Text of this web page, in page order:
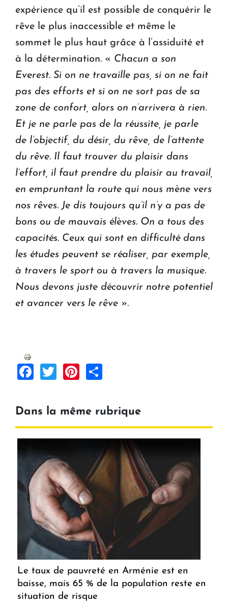
expérience qu’il est possible de conquérir le
rêve le plus inaccessible et même le
sommet le plus haut grâce à l’assiduité et
à la détermination. « Chacun a son
Everest. Si on ne travaille pas, si on ne fait
pas des efforts et si on ne sort pas de sa
zone de confort, alors on n’arrivera à rien.
Et je ne parle pas de la réussite, je parle
de l’objectif, du désir, du rêve, de l’attente
du rêve. Il faut trouver du plaisir dans
l’effort, il faut prendre du plaisir au travail,
en empruntant la route qui nous mène vers
nos rêves. Je dis toujours qu’il n’y a pas de
bons ou de mauvais élèves. On a tous des
capacités. Ceux qui sont en difficulté dans
les études peuvent se réaliser, par exemple,
à travers le sport ou à travers la musique.
Nous devons juste découvrir notre potentiel
et avancer vers le rêve ».
Facebook
TwitterPinterest
Dans la même rubrique
Le taux de pauvreté en Arménie est en
baisse, mais 65 % de la population reste en
situation de risque